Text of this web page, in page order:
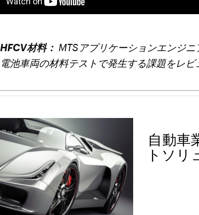
HFCV材料： MTSアプリケーションエンジ
電池車両の材料テストで発生する課題をレビ
自動車
トソリ